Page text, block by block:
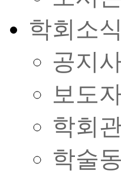
학회소식
공지
보도
학회
학술